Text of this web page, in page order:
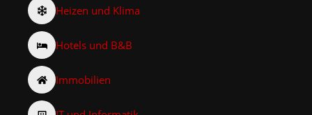
Heizen und Klima
Hotels und B&B
Immobilien